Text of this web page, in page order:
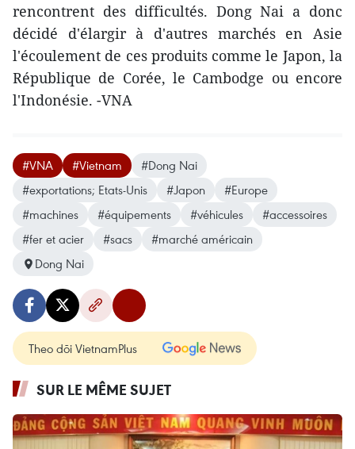
rencontrent des difficultés. Dong Nai a donc
décidé d'élargir à d'autres marchés en Asie
l'écoulement de ces produits comme le Japon, la
République de Corée, le Cambodge ou encore
l'Indonésie. -VNA
#VNA #Vietnam
#Dong Nai
#exportations; Etats-Unis
#Japon
#Europe
#machines
#équipements #véhicules
#accessoires
#fer et acier
#sacs
#marché américain
Dong Nai
Theo dõi VietnamPlus
SUR LE MÊME SUJET